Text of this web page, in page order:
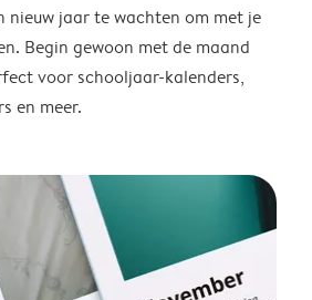
nieuw jaar te wachten om met je
Begin gewoon met de maand
voor schooljaar-kalenders,
en meer.